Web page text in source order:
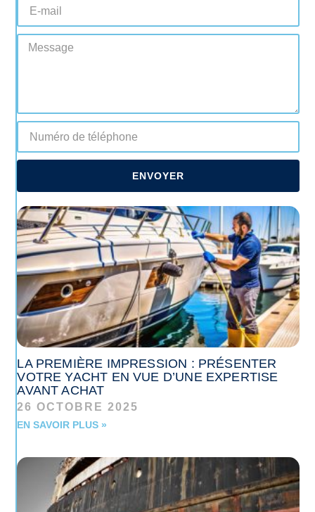
ENVOYER
LA PREMIÈRE IMPRESSION : PRÉSENTER
VOTRE YACHT EN VUE D’UNE EXPERTISE
AVANT ACHAT
26 OCTOBRE 2025
EN SAVOIR PLUS »